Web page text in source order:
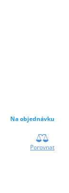
Na objednávku
Porovnat